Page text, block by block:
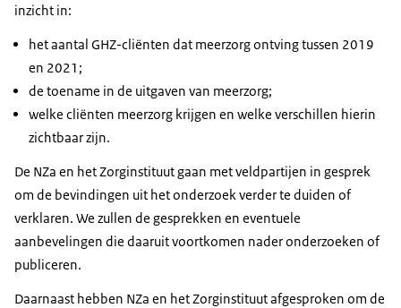
inzicht in:
het aantal GHZ-cliënten dat meerzorg ontving tussen 2019
en 2021;
de toename in de uitgaven van meerzorg;
welke cliënten meerzorg krijgen en welke verschillen hierin
zichtbaar zijn.
De NZa en het Zorginstituut gaan met veldpartijen in gesprek
om de bevindingen uit het onderzoek verder te duiden of
verklaren. We zullen de gesprekken en eventuele
aanbevelingen die daaruit voortkomen nader onderzoeken of
publiceren.
Daarnaast hebben NZa en het Zorginstituut afgesproken om de